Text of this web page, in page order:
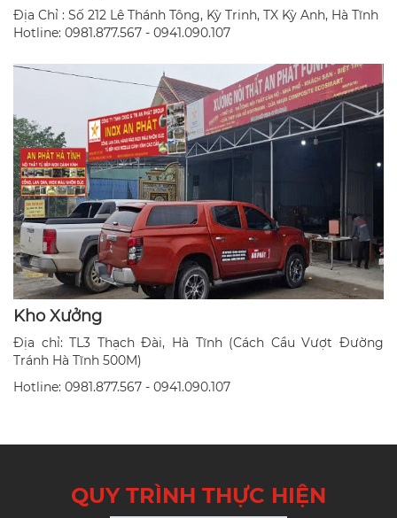
Địa Chỉ : Số 212 Lê Thánh Tông, Kỳ Trinh, TX Kỳ Anh, Hà Tĩnh
​Hotline: 0981.877.567 - 0941.090.107
Kho Xưởng
Địa chỉ: TL3 Thạch Đài, Hà Tĩnh (Cách Cầu Vượt Đường
Tránh Hà Tĩnh 500M)
Hotline: 0981.877.567 - 0941.090.107
QUY TRÌNH THỰC HIỆN